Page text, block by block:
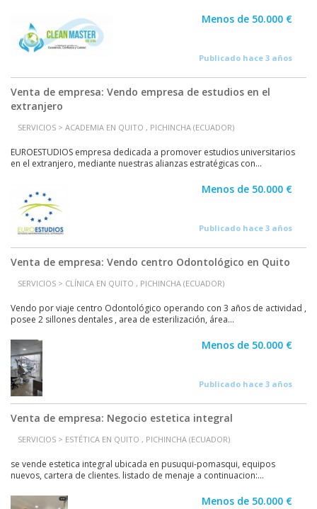
Menos de 50.000 €
Publicado hace 3 años
Venta de empresa: Vendo empresa de estudios en el
extranjero
SERVICIOS > ACADEMIA EN QUITO , PICHINCHA (ECUADOR)
EUROESTUDIOS empresa dedicada a promover estudios universitarios
en el extranjero, mediante nuestras alianzas estratégicas con...
Menos de 50.000 €
Publicado hace 3 años
Venta de empresa: Vendo centro Odontológico en Quito
SERVICIOS > CLÍNICA EN QUITO , PICHINCHA (ECUADOR)
Vendo por viaje centro Odontológico operando con 3 años de actividad ,
posee 2 sillones dentales , area de esterilización, área...
Menos de 50.000 €
Publicado hace 3 años
Venta de empresa: Negocio estetica integral
SERVICIOS > ESTÉTICA EN QUITO , PICHINCHA (ECUADOR)
se vende estetica integral ubicada en pusuqui-pomasqui, equipos
nuevos, cartera de clientes. listado de menaje a continuacion:...
Menos de 50.000 €